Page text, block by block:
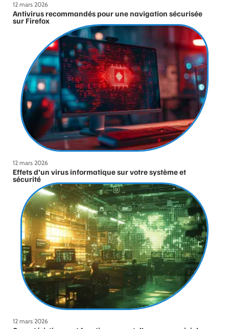
12 mars 2026
Antivirus recommandés pour une navigation sécurisée
sur Firefox
12 mars 2026
Effets d’un virus informatique sur votre système et
sécurité
12 mars 2026